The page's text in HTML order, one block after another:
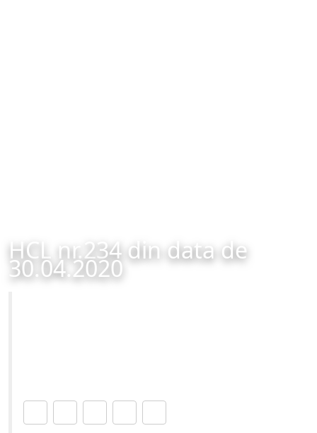
HCL nr.234 din data de
30.04.2020